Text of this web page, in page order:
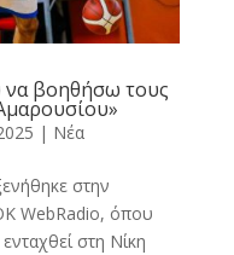
να βοηθήσω τους
| Νέα
στην
WebRadio, όπου
στη Νίκη